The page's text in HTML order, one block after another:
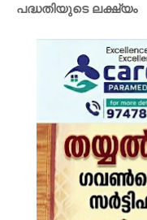
പദ്ധതിയുടെ ലക്ഷ്യം